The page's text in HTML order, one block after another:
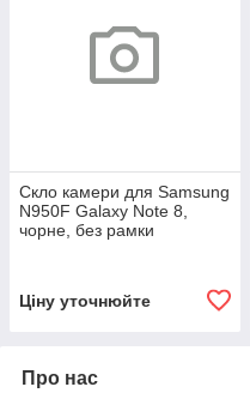
Скло камери для Samsung
N950F Galaxy Note 8,
чорне, без рамки
Ціну уточнюйте
Про нас